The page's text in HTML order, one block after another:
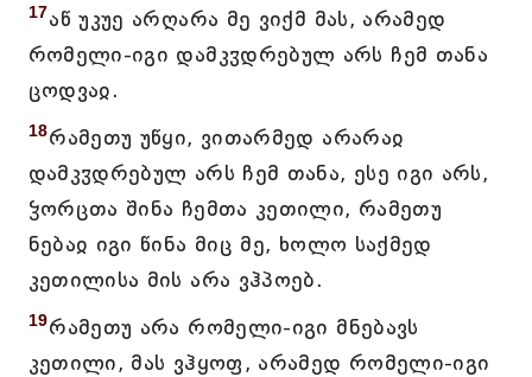
17აწ უკუე არღარა მე ვიქმ მას, არამედ
რომელი-იგი დამკჳდრებულ არს ჩემ თანა
ცოდვაჲ.
18რამეთუ უწყი, ვითარმედ არარაჲ
დამკჳდრებულ არს ჩემ თანა, ესე იგი არს,
ჴორცთა შინა ჩემთა კეთილი, რამეთუ
ნებაჲ იგი წინა მიც მე, ხოლო საქმედ
კეთილისა მის არა ვჰპოებ.
19რამეთუ არა რომელი-იგი მნებავს
კეთილი, მას ვჰყოფ, არამედ რომელი-იგი